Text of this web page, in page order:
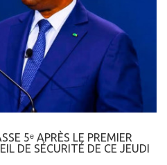
5ᵉ APRÈS LE PREMIER
DE SÉCURITÉ DE CE JEUDI